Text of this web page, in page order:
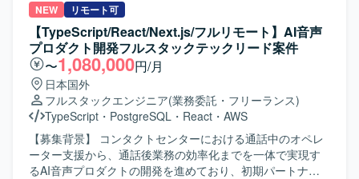
デルや、TypeScript / React / Next.js / Python / FastAPIとい
ったモダンな技術スタックを活用しながら、業務効率化に
直結するソリューション開発の経験を積んでいただけま
す。 【開発環境】 フロントエンド：TypeScript, React.js,
Next.js, Chakra UI, Playwright バックエンド：Python,
FastAPI, pytest AI/開発支援：GitHub Copilot, Claude Code
等
担当いただきます。 多数のプリセットプロンプトを備えた
Webアプリケーションに対して、お客様の業務特性に合わ
せたカスタマイズや機能拡張を行っていただきます。 お客
様ごとに最適化したWebアプリケーションと自社独自開発
プラグインの連携実装を行い、業務ニーズに即したソリュ
ーションを構築していただきます。 要件調整や技術スタッ
ク選定などの上流工程に参画し、仕様策定から実装、テス
ト、リリース後の改善までを継続的に対応していただきま
す。 【求める人物像】 生成AI技術や最新のWeb技術への関
心が高く、自ら情報収集しながら主体的にキャッチアップ
できる方を求めております。 顧客とのコミュニケーション
NEW リモート可
【TypeScript/React/Next.js/フルリモート】AI音声
プロダクト開発フルスタックテックリード案件
〜1,080,000円/月
日本国外
フルスタックエンジニア(業務委託・フリーランス)
TypeScript ・ PostgreSQL ・ React ・ AWS
【募集背景】 コンタクトセンターにおける通話中のオペレ
ーター支援から、通話後業務の効率化までを一体で実現す
るAI音声プロダクトの開発を進めており、初期パートナー